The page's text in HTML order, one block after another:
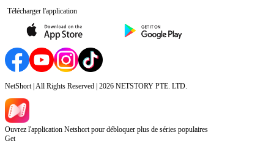
Télécharger l'application
NetShort | All Rights Reserved | 2026 NETSTORY PTE. LTD.
Ouvrez l'application Netshort pour débloquer plus de séries populaires
Get